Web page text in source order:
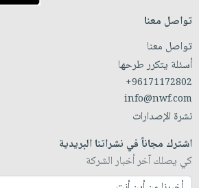
تواصل معنا
تواصل معنا
أسئلة يتكرر طرحها
+96171172802
info@nwf.com
نشرة الإصدارات
اشترك مجاناً في نشراتنا البريدية
كي يصلك آخر أخبار الشركة